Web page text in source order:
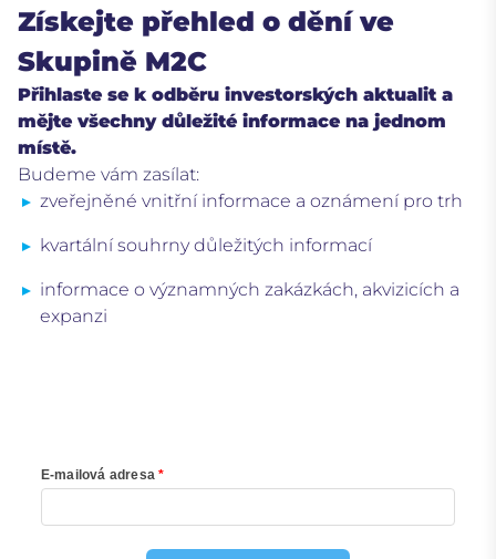
Získejte přehled o dění ve
Skupině M2C
Přihlaste se k odběru investorských aktualit a
mějte všechny důležité informace na jednom
místě.
Budeme vám zasílat:
zveřejněné vnitřní informace a oznámení pro trh
kvartální souhrny důležitých informací
informace o významných zakázkách, akvizicích a
expanzi
E-mailová adresa